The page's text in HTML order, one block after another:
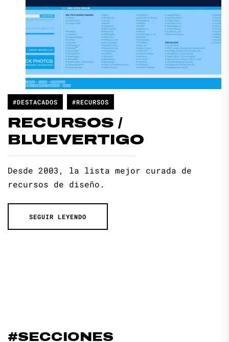
#DESTACADOS #RECURSOS
RECURSOS /
BLUEVERTIGO
Desde 2003, la lista mejor curada de
recursos de diseño.
SEGUIR LEYENDO
#SECCIONES